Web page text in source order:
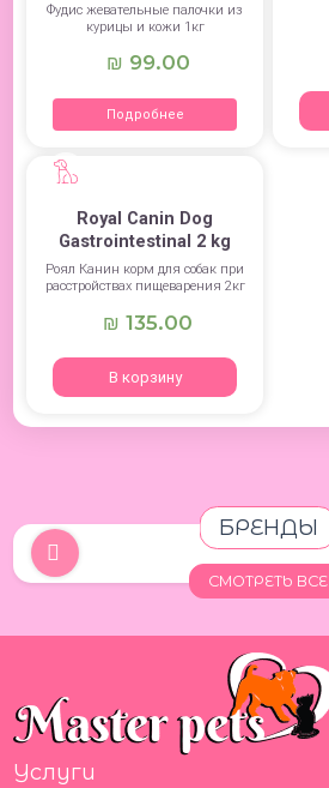
Фудис жевательные палочки из
курицы и кожи 1кг
₪ 99.00
Подробнее
Royal Canin Dog
Gastrointestinal 2 kg
Роял Канин корм для собак при
расстройствах пищеварения 2кг
₪ 135.00
В корзину
БРЕНДЫ
СМОТРЕТЬ ВСЕ
Услуги